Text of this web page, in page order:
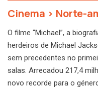
Cinema > Norte-
O filme “Michael”, a
herdeiros de Michael
sem precedentes no
salas. Arrecadou 217,4
novo recorde para o